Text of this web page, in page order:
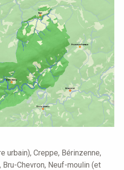
urbain), Creppe, Bérinzenne,
Bru-Chevron, Neuf-moulin (et